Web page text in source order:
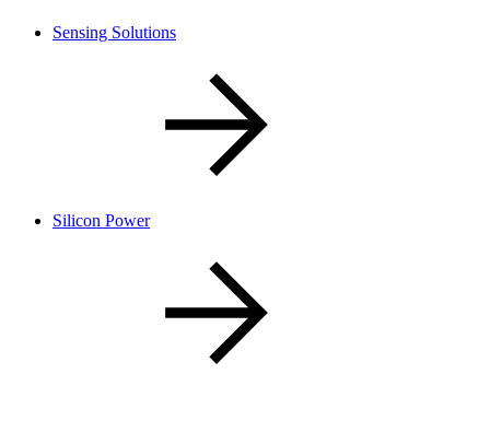
Sensing Solutions
Silicon Power